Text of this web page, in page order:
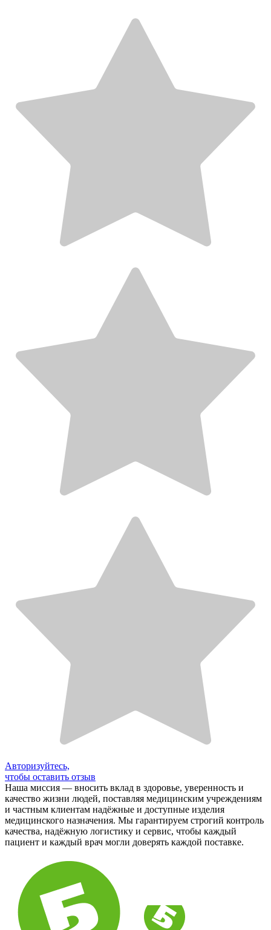
Авторизуйтесь,
чтобы оставить отзыв
Наша миссия — вносить вклад в здоровье, уверенность и
качество жизни людей, поставляя медицинским учреждениям
и частным клиентам надёжные и доступные изделия
медицинского назначения. Мы гарантируем строгий контроль
качества, надёжную логистику и сервис, чтобы каждый
пациент и каждый врач могли доверять каждой поставке.